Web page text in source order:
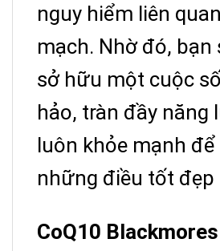
nguy hiểm liên
mạch. Nhờ đó, bạn
sở hữu một cuộc
hảo, tràn đầy năng
luôn khỏe mạnh
những điều tốt đẹp
CoQ10 Blackmores